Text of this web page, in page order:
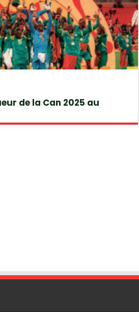
de la Can 2025 au